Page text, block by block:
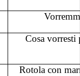
Cosa vorresti
Rotola con